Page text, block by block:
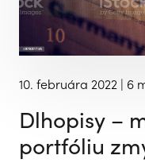
10. februára 2022 | 6
Dlhopisy –
portfóliu